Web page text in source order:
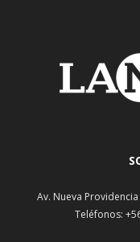
Av. Nueva
Teléfonos: